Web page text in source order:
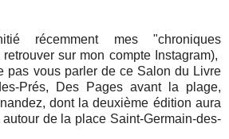
récemment mes "chroniques
sur mon compte Instagram),
pas vous parler de ce Salon du Livre
Prés, Des Pages avant la plage,
dont la deuxième édition aura
de la place Saint-Germain-des-